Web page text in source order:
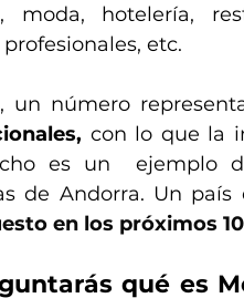
moda, hotelería,
etc.
un número
con lo que la
es un  ejemplo
de Andorra. Un
en los próximos
qué es